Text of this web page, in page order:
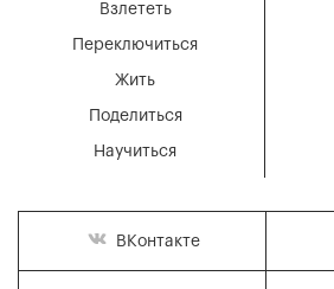
Взлететь
Переключиться
Жить
Поделиться
Научиться
ВКонтакте